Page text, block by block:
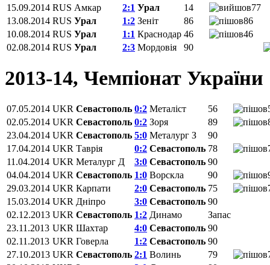
15.09.2014 RUS Амкар 2:1 Урал 14
77
13.08.2014 RUS Урал 1:2 Зеніт 86
86
10.08.2014 RUS Урал 1:1 Краснодар 46
46
02.08.2014 RUS Урал 2:3 Мордовія 90
2013-14, Чемпіонат України
07.05.2014 UKR Севастополь 0:2 Металіст 56
02.05.2014 UKR Севастополь 0:2 Зоря 89
23.04.2014 UKR Севастополь 5:0 Металург З
90
17.04.2014 UKR Таврія 0:2 Севастополь 78
11.04.2014 UKR Металург Д 3:0 Севастополь 90
04.04.2014 UKR Севастополь 1:0 Ворскла 90
29.03.2014 UKR Карпати 2:0 Севастополь 75
15.03.2014 UKR Дніпро 3:0 Севастополь 90
02.12.2013 UKR Севастополь 1:2 Динамо
Запас
23.11.2013 UKR Шахтар 4:0 Севастополь 90
02.11.2013 UKR Говерла 1:2 Севастополь 90
27.10.2013 UKR Севастополь 2:1 Волинь 79